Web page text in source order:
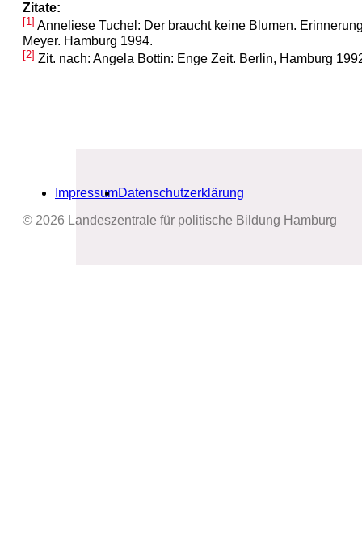
Zitate:
[1] Anneliese Tuchel: Der braucht keine Blumen.
Meyer. Hamburg 1994.
[2] Zit. nach: Angela Bottin: Enge Zeit. Berlin, Hamburg
ImpressumDatenschutzerklärung
© 2026 Landeszentrale für politische Bildung Hamburg